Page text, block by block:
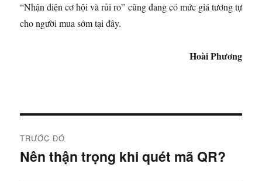
“Nhận diện cơ hội và rủi ro” cũng đang có mức giá tương tự
cho người mua sớm tại đây.
Hoài Phương
i
TRƯỚC ĐÓ
B
Nên thận trọng khi quét mã QR?